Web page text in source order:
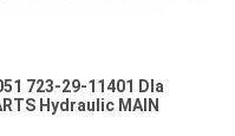
723-29-11401 Dla
Hydraulic MAIN